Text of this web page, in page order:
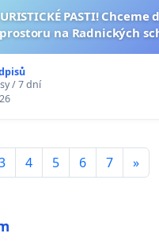
PASTI!
prostoru na Radnických
/ 7 dní
4 5 6 7 »